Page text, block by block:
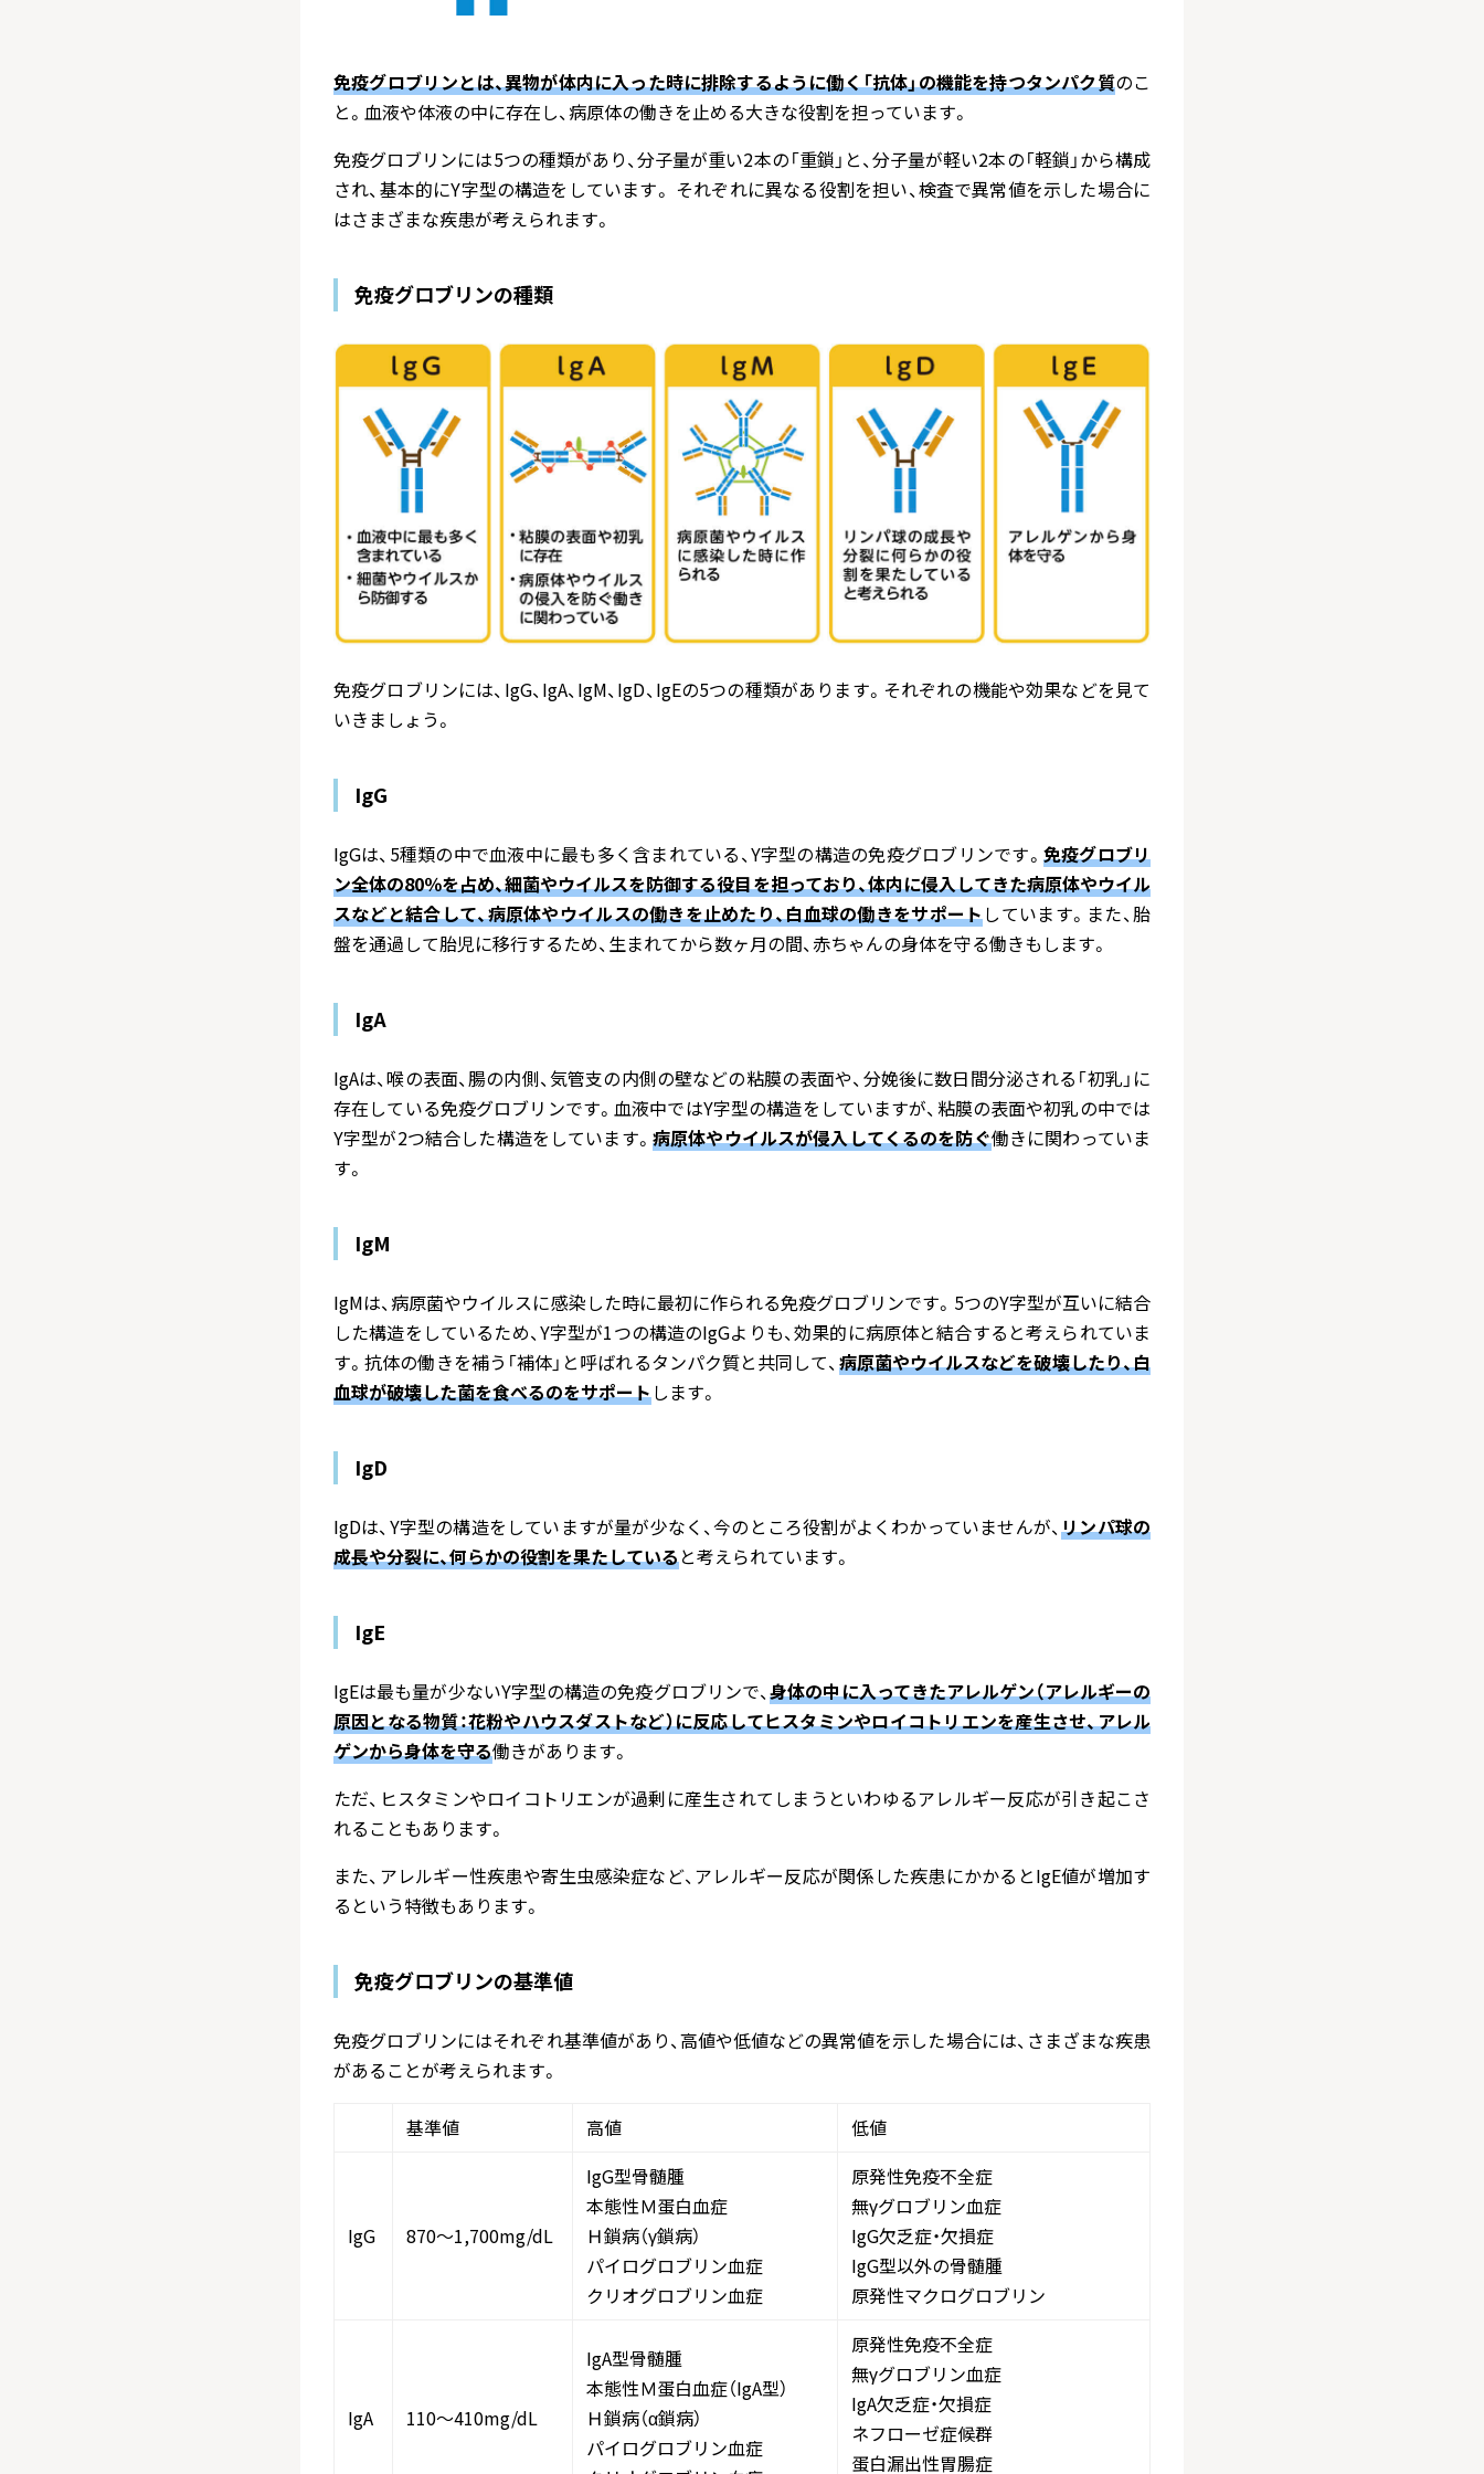
免疫グロブリンとは、異物が体内に入った時に排除するように働く「抗体」の機能を持つタンパク質のこ
と。血液や体液の中に存在し、病原体の働きを止める大きな役割を担っています。
免疫グロブリンには5つの種類があり、分子量が重い2本の「重鎖」と、分子量が軽い2本の「軽鎖」から構成
され、基本的にY字型の構造をしています。 それぞれに異なる役割を担い、検査で異常値を示した場合に
はさまざまな疾患が考えられます。
免疫グロブリンの種類
免疫グロブリンには、IgG、IgA、IgM、IgD、IgEの5つの種類があります。それぞれの機能や効果などを見て
いきましょう。
IgG
IgGは、5種類の中で血液中に最も多く含まれている、Y字型の構造の免疫グロブリンです。 免疫グロブリ
ン全体の80％を占め、細菌やウイルスを防御する役目を担っており、体内に侵入してきた病原体やウイル
スなどと結合して、病原体やウイルスの働きを止めたり、白血球の働きをサポートしています。また、胎
盤を通過して胎児に移行するため、生まれてから数ヶ月の間、赤ちゃんの身体を守る働きもします。
IgA
IgAは、喉の表面、腸の内側、気管支の内側の壁などの粘膜の表面や、分娩後に数日間分泌される「初乳」に
存在している免疫グロブリンです。血液中ではY字型の構造をしていますが、粘膜の表面や初乳の中では
Y字型が2つ結合した構造をしています。 病原体やウイルスが侵入してくるのを防ぐ働きに関わっていま
す。
IgM
IgMは、病原菌やウイルスに感染した時に最初に作られる免疫グロブリンです。5つのY字型が互いに結合
した構造をしているため、Y字型が1つの構造のIgGよりも、効果的に病原体と結合すると考えられていま
す。抗体の働きを補う「補体」と呼ばれるタンパク質と共同して、 病原菌やウイルスなどを破壊したり、白
血球が破壊した菌を食べるのをサポートします。
IgD
IgDは、Y字型の構造をしていますが量が少なく、今のところ役割がよくわかっていませんが、リンパ球の
成長や分裂に、何らかの役割を果たしていると考えられています。
IgE
IgEは最も量が少ないY字型の構造の免疫グロブリンで、身体の中に入ってきたアレルゲン（アレルギーの
原因となる物質：花粉やハウスダストなど）に反応してヒスタミンやロイコトリエンを産生させ、アレル
ゲンから身体を守る働きがあります。
ただ、ヒスタミンやロイコトリエンが過剰に産生されてしまうといわゆるアレルギー反応が引き起こさ
れることもあります。
また、アレルギー性疾患や寄生虫感染症など、アレルギー反応が関係した疾患にかかるとIgE値が増加す
るという特徴もあります。
免疫グロブリンの基準値
免疫グロブリンにはそれぞれ基準値があり、高値や低値などの異常値を示した場合には、さまざまな疾患
があることが考えられます。
基準値 高値 低値
IgG 870〜1,700mg/dL
IgG型骨髄腫
本態性Ｍ蛋白血症
Ｈ鎖病（γ鎖病）
パイログロブリン血症
クリオグロブリン血症
原発性免疫不全症
無γグロブリン血症
IgG欠乏症・欠損症
IgG型以外の骨髄腫
原発性マクログロブリン
IgA 110～410mg/dL
IgA型骨髄腫
本態性Ｍ蛋白血症（IgA型）
Ｈ鎖病（α鎖病）
パイログロブリン血症
原発性免疫不全症
無γグロブリン血症
IgA欠乏症・欠損症
ネフローゼ症候群
蛋白漏出性胃腸症